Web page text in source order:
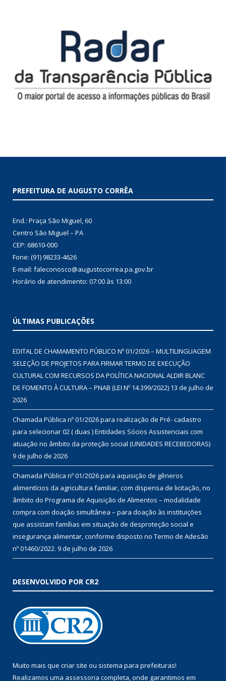
PREFEITURA DE AUGUSTO CORRÊA
End.: Praça São Miguel, 60
Centro São Miguel – PA
CEP: 68610-000
Fone: (91) 98233-4626
E-mail: faleconosco@augustocorrea.pa.gov.br
Horário de atendimento: 07:00 às 13:00
ÚLTIMAS PUBLICAÇÕES
EDITAL DE CHAMAMENTO PÚBLICO Nº 01/2026 – MULTILINGUAGEM
SELEÇÃO DE PROJETOS PARA FIRMAR TERMO DE EXECUÇÃO
CULTURAL COM RECURSOS DA POLÍTICA NACIONAL ALDIR BLANC
DE FOMENTO À CULTURA – PNAB (LEI Nº 14.399/2022) 13 de julho de
2026
Chamada Pública nº 01/2026 para realização de Pré- cadastro
para selecionar 02 ( duas ) Entidades Sócios Assistenciais com
atuação no âmbito da proteção social (UNIDADES RECEBEDORAS)
9 de julho de 2026
Chamada Pública nº 01/2026 para aquisição de gêneros
alimentícios da agricultura familiar, com dispensa de licitação, no
âmbito do Programa de Aquisição de Alimentos – modalidade
compra com doação simultânea – para doação às instituições
que assistam famílias em situação de desproteção social e
insegurança alimentar, conforme disposto no Termo de Adesão
nº 01460/2022. 9 de julho de 2026
DESENVOLVIDO POR CR2
Muito mais que criar site ou sistema para prefeituras!
Realizamos uma assessoria completa, onde garantimos em